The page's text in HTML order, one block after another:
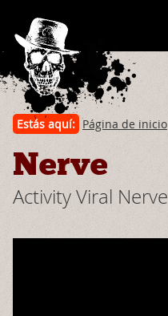
Estás aquí: Página de inicio
Nerve
Activity Viral Nerve